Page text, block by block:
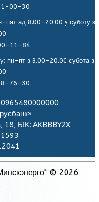
00-30
пят ад 8.00-20.00 у суботу з
11-84
пн-пт з 8.00-20.00 субота з
76-30
18, БІК: АКBBBY2X
© 2026